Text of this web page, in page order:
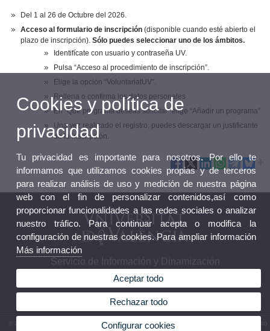
Del 1 al 26 de Octubre del 2026.
Acceso al formulario de inscripción (disponible cuando esté abierto el
plazo de inscripción).Sólo puedes seleccionar uno de los ámbitos.
Identifícate con usuario y contraseña UV.
Pulsa “Acceso al procedimiento de inscripción”.
Elige la opción “VoluntariatUV”.
Rellena o confirma los datos personales
En “Qué programa deseas solicitar” elige “Añadir un programa”
Una vez realizado el registro, puedes descargar un justificante
de la inscripción.
Servicio de Información y Dinamización
© 2026 UV. - Espai Vives. Av. Blasco Ibáñez, 23 - 46010 València. Teléfono: (+34) 96 386 40
Cookies y política de
privacidad
Tu privacidad es importante para nosotros. Por ello te
informamos que utilizamos cookies propias y de terceros
para realizar análisis de uso y medición de nuestra página
web con el fin de personalizar contenidos,así como
proporcionar funcionalidades a las redes sociales o analizar
nuestro tráfico. Para continuar acepta o modifica la
configuración de nuestras cookies. Para ampliar información
Más información
Aceptar todo
Rechazar todo
Configurar cookies